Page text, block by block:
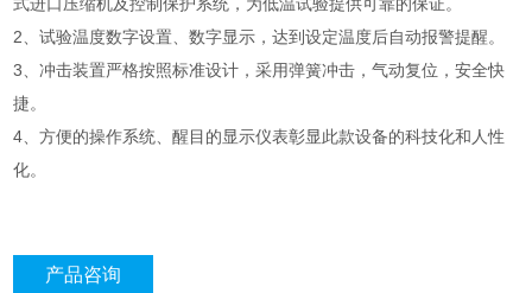
2、试验温度数字设置、数字显示，达到设定温度后自动报警提醒。
3、冲击装置严格按照标准设计，采用弹簧冲击，气动复位，安全快
捷。
4、方便的操作系统、醒目的显示仪表彰显此款设备的科技化和人性
化。
产品咨询